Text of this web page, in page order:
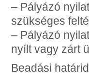
– Pályázó
szükséges
– Pályázó
nyílt vagy zárt
Beadási